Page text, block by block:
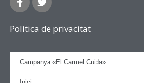
Política de privacitat
Campanya «El Carmel Cuida»